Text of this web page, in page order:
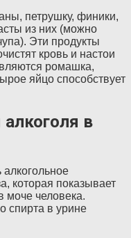
петрушку, финики,
из них (можно
Эти продукты
кровь и настои
ромашка,
яйцо способствует
в
алкогольное
которая показывает
моче человека.
спирта в урине